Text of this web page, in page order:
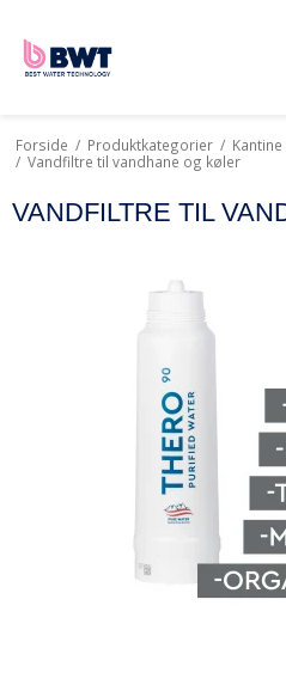
Forside / Produktkategorier /
/ Vandfiltre til vandhane og køler
VANDFILTRE TIL